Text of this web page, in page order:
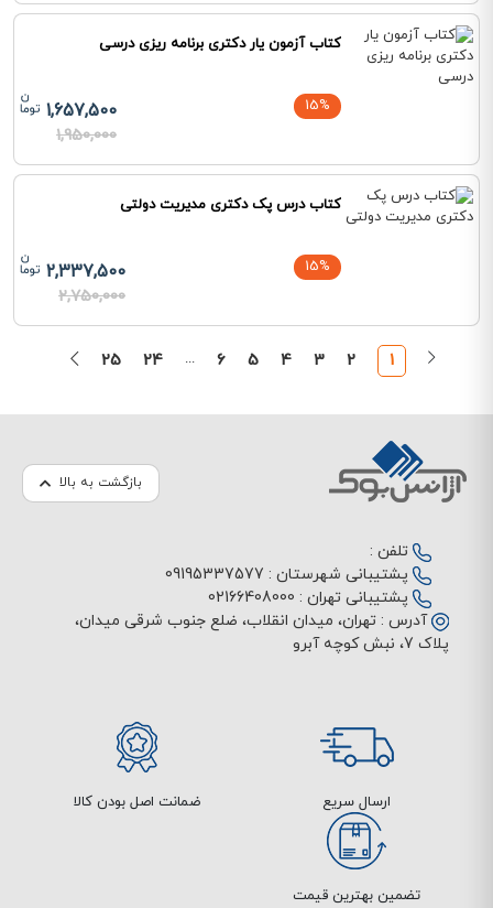
کتاب آزمون یار دکتری برنامه ریزی درسی
15%
1,657,500
1,950,000
کتاب درس پک دکتری مدیریت دولتی
15%
2,337,500
2,750,000
1
2
3
4
5
6
...
24
25
بازگشت به بالا
تلفن :
پشتیبانی شهرستان : 09195337577
پشتیبانی تهران : 02166408000
آدرس : تهران، میدان انقلاب، ضلع جنوب شرقی میدان،
پلاک 7، نبش کوچه آبرو
ارسال سریع ضمانت اصل بودن کالا
تضمین بهترین قیمت